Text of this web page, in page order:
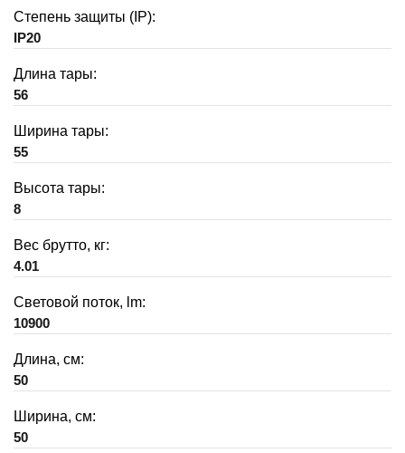
Степень защиты (IP):
IP20
Длина тары:
56
Ширина тары:
55
Высота тары:
8
Вес брутто, кг:
4.01
Световой поток, lm:
10900
Длина, см:
50
Ширина, см:
50